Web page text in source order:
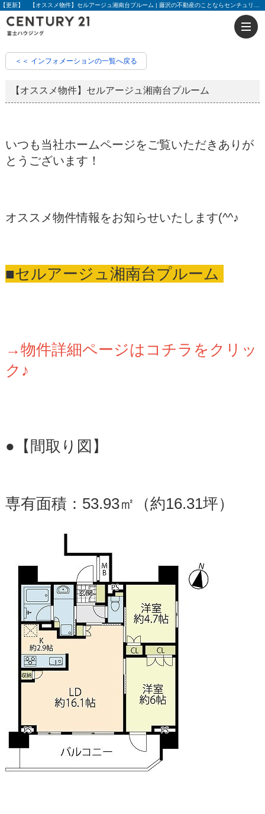
＜＜ インフォメーションの一覧へ戻る
【オススメ物件】セルアージュ湘南台プルーム
いつも当社ホームページをご覧いただきありが
とうございます！
オススメ物件情報をお知らせいたします(^^♪
■セルアージュ湘南台プルーム
→物件詳細ページはコチラをクリッ
ク♪
●【間取り図】
専有面積：53.93㎡（約16.31坪）